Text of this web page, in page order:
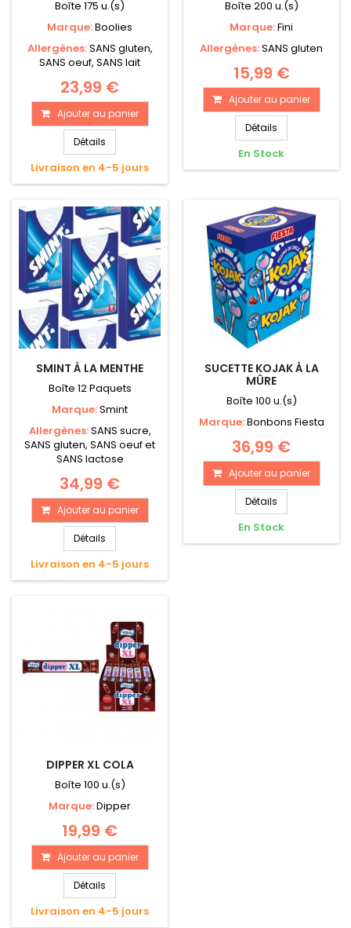
Boîte 175 u.(s)
Marque:Boolies
Allergènes:SANS gluten,
SANS oeuf, SANS lait
23,99 €
Ajouter au panier
Détails
Livraison en 4-5 jours
Boîte 200 u.(s)
Marque:Fini
Allergènes:SANS gluten
15,99 €
Ajouter au panier
Détails
En Stock
SMINT À LA MENTHE
Boîte 12 Paquets
Marque:Smint
Allergènes:SANS sucre,
SANS gluten, SANS oeuf et
SANS lactose
34,99 €
Ajouter au panier
Détails
Livraison en 4-5 jours
SUCETTE KOJAK À LA
MÛRE
Boîte 100 u.(s)
Marque:Bonbons Fiesta
36,99 €
Ajouter au panier
Détails
En Stock
DIPPER XL COLA
Boîte 100 u.(s)
Marque:Dipper
19,99 €
Ajouter au panier
Détails
Livraison en 4-5 jours